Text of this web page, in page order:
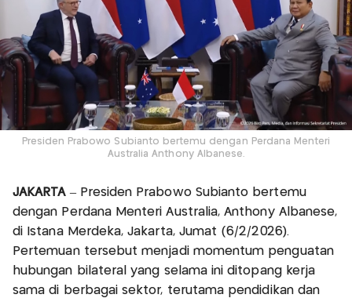
Presiden Prabowo Subianto bertemu dengan Perdana Menteri
Australia Anthony Albanese.
JAKARTA– Presiden Prabowo Subianto bertemu
dengan Perdana Menteri Australia, Anthony Albanese,
di Istana Merdeka, Jakarta, Jumat (6/2/2026).
Pertemuan tersebut menjadi momentum penguatan
hubungan bilateral yang selama ini ditopang kerja
sama di berbagai sektor, terutama pendidikan dan